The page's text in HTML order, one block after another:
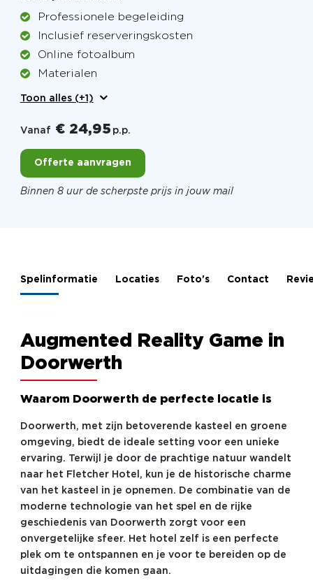
Professionele begeleiding
Inclusief reserveringskosten
Online fotoalbum
Materialen
Toon alles (+1)
Vanaf € 24,95 p.p.
Offerte aanvragen
Binnen 8 uur de scherpste prijs in jouw mail
Spelinformatie Locaties Foto's Contact
Augmented Reality Game in
Doorwerth
Waarom Doorwerth de perfecte locatie is
Doorwerth, met zijn betoverende kasteel en groene
omgeving, biedt de ideale setting voor een unieke
ervaring. Terwijl je door de prachtige natuur wandelt
naar het Fletcher Hotel, kun je de historische charme
van het kasteel in je opnemen. De combinatie van de
moderne technologie van het spel en de rijke
geschiedenis van Doorwerth zorgt voor een
onvergetelijke sfeer. Het hotel zelf is een perfecte
plek om te ontspannen en je voor te bereiden op de
uitdagingen die komen gaan.